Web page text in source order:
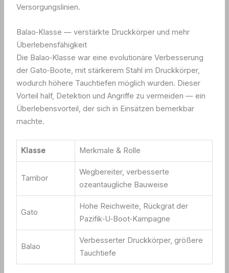
Versorgungslinien.
Balao‑Klasse — verstärkte Druckkörper und mehr
Überlebensfähigkeit
Die Balao‑Klasse war eine evolutionäre Verbesserung
der Gato‑Boote, mit stärkerem Stahl im Druckkörper,
wodurch höhere Tauchtiefen möglich wurden. Dieser
Vorteil half, Detektion und Angriffe zu vermeiden — ein
Überlebensvorteil, der sich in Einsätzen bemerkbar
machte.
Klasse Merkmale & Rolle
Tambor
Wegbereiter, verbesserte
ozeantaugliche Bauweise
Gato
Hohe Reichweite, Rückgrat der
Pazifik‑U‑Boot‑Kampagne
Balao
Verbesserter Druckkörper, größere
Tauchtiefe